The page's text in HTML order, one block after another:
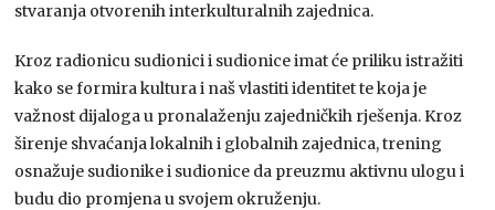
stvaranja otvorenih interkulturalnih zajednica.
Kroz radionicu sudionici i sudionice imat će priliku istražiti
kako se formira kultura i naš vlastiti identitet te koja je
važnost dijaloga u pronalaženju zajedničkih rješenja. Kroz
širenje shvaćanja lokalnih i globalnih zajednica, trening
osnažuje sudionike i sudionice da preuzmu aktivnu ulogu i
budu dio promjena u svojem okruženju.